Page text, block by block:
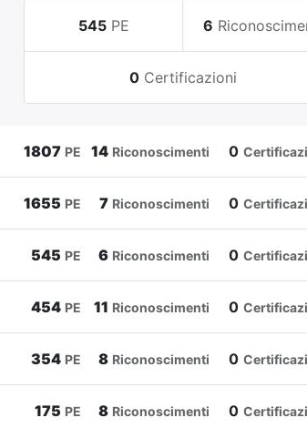
545 PE 6
0 Certificazioni
1807 PE 14 Riconoscimenti 0
1655 PE 7 Riconoscimenti 0
545 PE 6 Riconoscimenti 0
454 PE 11 Riconoscimenti 0
354 PE 8 Riconoscimenti 0
175 PE 8 Riconoscimenti 0